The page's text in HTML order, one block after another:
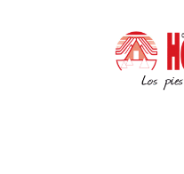
ley modelo a nivel
impacto que se viene
eventos que tenemos
toda la provincia, eso